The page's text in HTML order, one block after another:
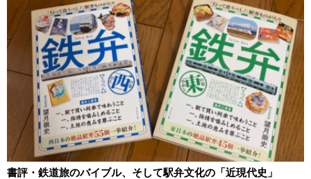
書評・鉄道旅のバイブル、そして駅弁文化の「近現代史」